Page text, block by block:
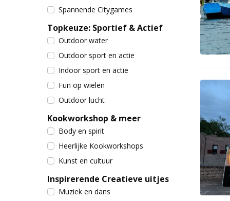
Spannende Citygames
Topkeuze: Sportief & Actief
Outdoor water
Outdoor sport en actie
Indoor sport en actie
Fun op wielen
Outdoor lucht
Kookworkshop & meer
Body en spirit
Heerlijke Kookworkshops
Kunst en cultuur
Inspirerende Creatieve uitjes
Muziek en dans